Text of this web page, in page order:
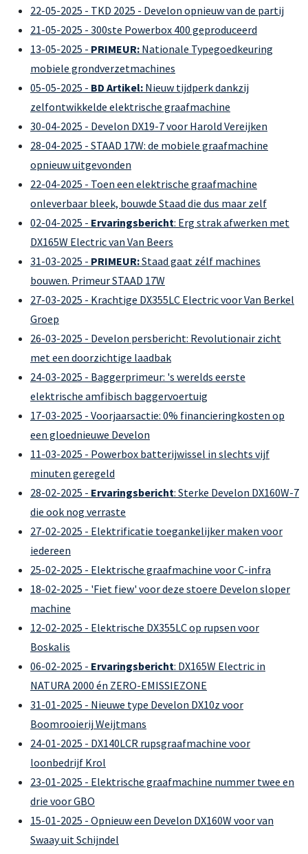
22-05-2025 - TKD 2025 - Develon opnieuw van de partij
21-05-2025 - 300ste Powerbox 400 geproduceerd
13-05-2025 - PRIMEUR: Nationale Typegoedkeuring
mobiele grondverzetmachines
05-05-2025 - BD Artikel: Nieuw tijdperk dankzij
zelfontwikkelde elektrische graafmachine
30-04-2025 - Develon DX19-7 voor Harold Vereijken
28-04-2025 - STAAD 17W: de mobiele graafmachine
opnieuw uitgevonden
22-04-2025 - Toen een elektrische graafmachine
onleverbaar bleek, bouwde Staad die dus maar zelf
02-04-2025 - Ervaringsbericht: Erg strak afwerken met
DX165W Electric van Van Beers
31-03-2025 - PRIMEUR:Staad gaat zélf machines
bouwen. Primeur STAAD 17W
27-03-2025 - Krachtige DX355LC Electric voor Van Berkel
Groep
26-03-2025 - Develon persbericht: Revolutionair zicht
met een doorzichtige laadbak
24-03-2025 - Baggerprimeur: 's werelds eerste
elektrische amfibisch baggervoertuig
17-03-2025 - Voorjaarsactie: 0% financieringkosten op
een gloednieuwe Develon
11-03-2025 - Powerbox batterijwissel in slechts vijf
minuten geregeld
28-02-2025 - Ervaringsbericht: Sterke Develon DX160W-7
die ook nog verraste
27-02-2025 - Elektrificatie toegankelijker maken voor
iedereen
25-02-2025 - Elektrische graafmachine voor C-infra
18-02-2025 - 'Fiet fiew' voor deze stoere Develon sloper
machine
12-02-2025 - Elektrische DX355LC op rupsen voor
Boskalis
06-02-2025 - Ervaringsbericht: DX165W Electric in
NATURA 2000 én ZERO-EMISSIEZONE
31-01-2025 - Nieuwe type Develon DX10z voor
Boomrooierij Weijtmans
24-01-2025 - DX140LCR rupsgraafmachine voor
loonbedrijf Krol
23-01-2025 - Elektrische graafmachine nummer twee en
drie voor GBO
15-01-2025 - Opnieuw een Develon DX160W voor van
Swaay uit Schijndel